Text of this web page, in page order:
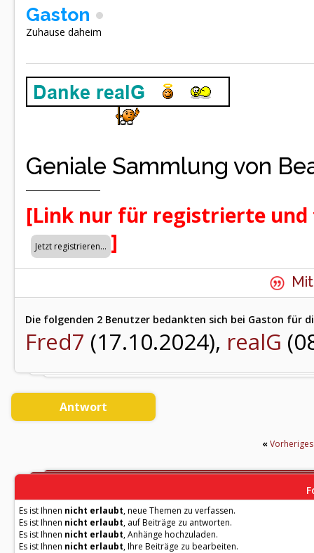
Gaston
Zuhause daheim
Geniale Sammlung von
[Link nur für registrierte
]
Die folgenden 2 Benutzer bedankten sich bei Gaston für
Fred7 (17.10.2024), realG
Antwort
«
Es ist Ihnen nicht erlaubt, neue Themen zu verfassen.
Es ist Ihnen nicht erlaubt, auf Beiträge zu antworten.
Es ist Ihnen nicht erlaubt, Anhänge hochzuladen.
Es ist Ihnen nicht erlaubt, Ihre Beiträge zu bearbeiten.